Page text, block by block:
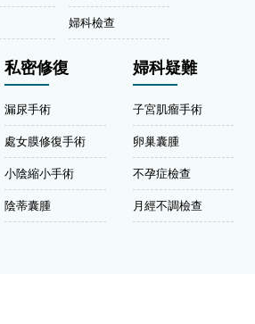
婦科檢查
私密修復
漏尿手術
處女膜修復手術
小陰縮小手術
陰蒂囊腫
婦科疑難
子宮肌瘤手術
卵巢囊腫
不孕症檢查
月經不調檢查